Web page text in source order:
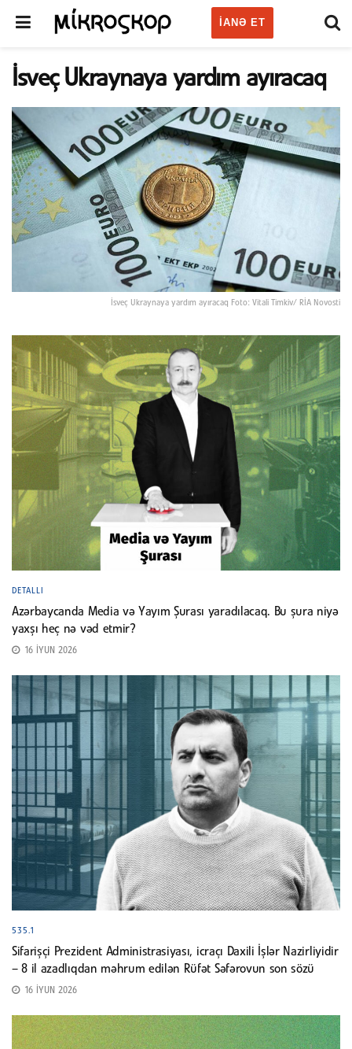
IANƏ ET
İsveç Ukraynaya yardım ayıracaq
İsveç Ukraynaya yardım ayıracaq Foto: Vitali Timkiv/ RİA Novosti
DETALLI
Azərbaycanda Media və Yayım Şurası yaradılacaq. Bu şura niyə
yaxşı heç nə vəd etmir?
16 İYUN 2026
535.1
Sifarişçi Prezident Administrasiyası, icraçı Daxili İşlər Nazirliyidir
– 8 il azadlıqdan məhrum edilən Rüfət Səfərovun son sözü
16 İYUN 2026